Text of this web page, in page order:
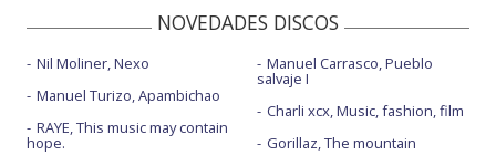
NOVEDADES DISCOS
Nil Moliner, Nexo
Manuel Turizo, Apambichao
RAYE, This music may contain
hope.
Manuel Carrasco, Pueblo
salvaje I
Charli xcx, Music, fashion, film
Gorillaz, The mountain